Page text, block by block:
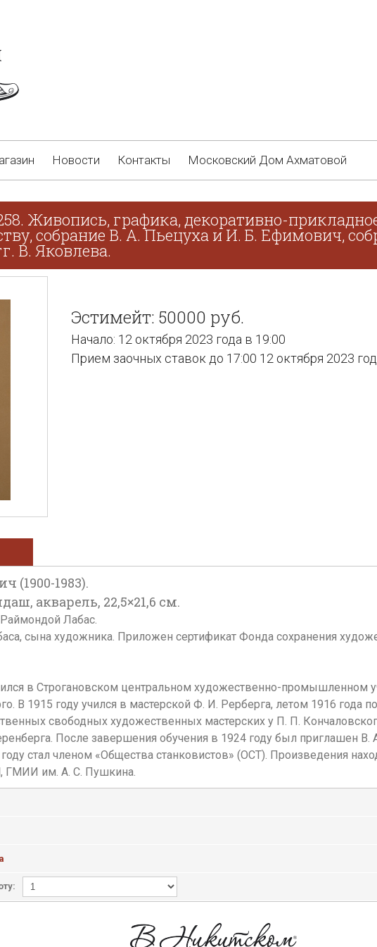
Новости Контакты Московский Дом Ахматовой
Живопись, графика, декоративно-
собрание В. А. Пьецуха и И. Б. Ефимович,
В. Яковлева.
Эстимейт: 50000 руб.
Начало: 12 октября 2023 года в 19:00
Прием заочных ставок до 17:00 12 октября 2023
(1900-1983).
акварель, 22,5×21,6 см.
Лабас.
сына художника. Приложен сертификат Фонда сохранения
в Строгановском центральном художественно-промышленном
В 1915 году учился в мастерской Ф. И. Рерберга, летом 1916 года
свободных художественных мастерских у П. П.
После завершения обучения в 1924 году был приглашен В.
стал членом «Общества станковистов» (ОСТ). Произведения
ГМИИ им. А. С. Пушкина.